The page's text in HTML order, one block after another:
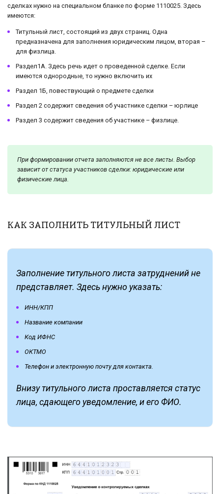
сделках нужно на специальном бланке по форме 1110025. Здесь
имеются:
Титульный лист, состоящий из двух страниц. Одна
предназначена для заполнения юридическим лицом, вторая –
для физлица.
Раздел1А. Здесь речь идет о проведенной сделке. Если
имеются однородные, то нужно включить их
Раздел 1Б, повествующий о предмете сделки
Раздел 2 содержит сведения об участнике сделки – юрлице
Раздел 3 содержит сведения об участнике – физлице.
При формировании отчета заполняются не все листы. Выбор
зависит от статуса участников сделки: юридические или
физические лица.
КАК ЗАПОЛНИТЬ ТИТУЛЬНЫЙ ЛИСТ
Заполнение титульного листа затруднений не
представляет. Здесь нужно указать:
ИНН/КПП
Название компании
Код ИФНС
ОКТМО
Телефон и электронную почту для контакта.
Внизу титульного листа проставляется статус
лица, сдающего уведомление, и его ФИО.